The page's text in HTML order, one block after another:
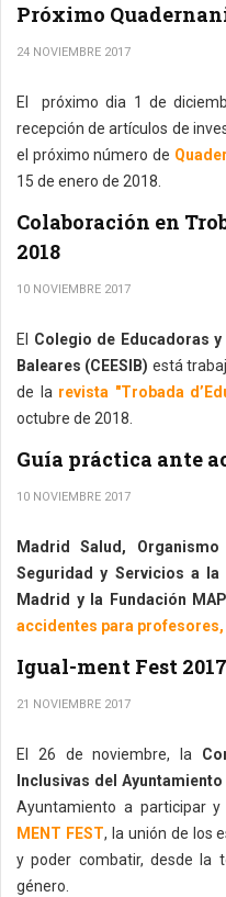
Próximo
24 NOVIEMBRE 2017
El próximo dia 1 de
recepción de artículos de
el próximo número de
15 de enero de 2018.
Colaboración en
2018
10 NOVIEMBRE 2017
El Colegio de Educadoras
Baleares (CEESIB) está
de la revista "Trobada
octubre de 2018.
Guía práctica ante
10 NOVIEMBRE 2017
Madrid Salud,
Seguridad y Servicios a la
Madrid y la Fundación
accidentes para
Igual-ment Fest 2017
21 NOVIEMBRE 2017
El 26 de noviembre, la
Inclusivas del
Ayuntamiento a participar y
MENT FEST, la unión de los
y poder combatir, desde la
género.